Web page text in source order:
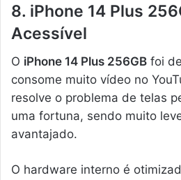
8. iPhone 14 Plus
Acessível
O iPhone 14 Plus 256GB foi
consome muito vídeo no
resolve o problema de telas
uma fortuna, sendo muito
avantajado.
O hardware interno é